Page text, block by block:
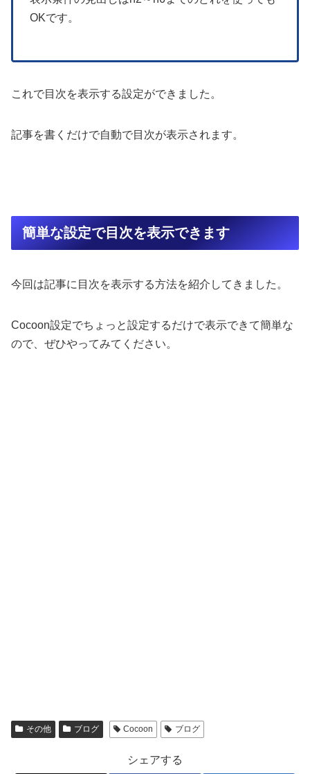
OKです。
これで目次を表示する設定ができました。
記事を書くだけで自動で目次が表示されます。
簡単な設定で目次を表示できます
今回は記事に目次を表示する方法を紹介してきました。
Cocoon設定でちょっと設定するだけで表示できて簡単な
ので、ぜひやってみてください。
その他 ブログ Cocoon ブログ
シェアする